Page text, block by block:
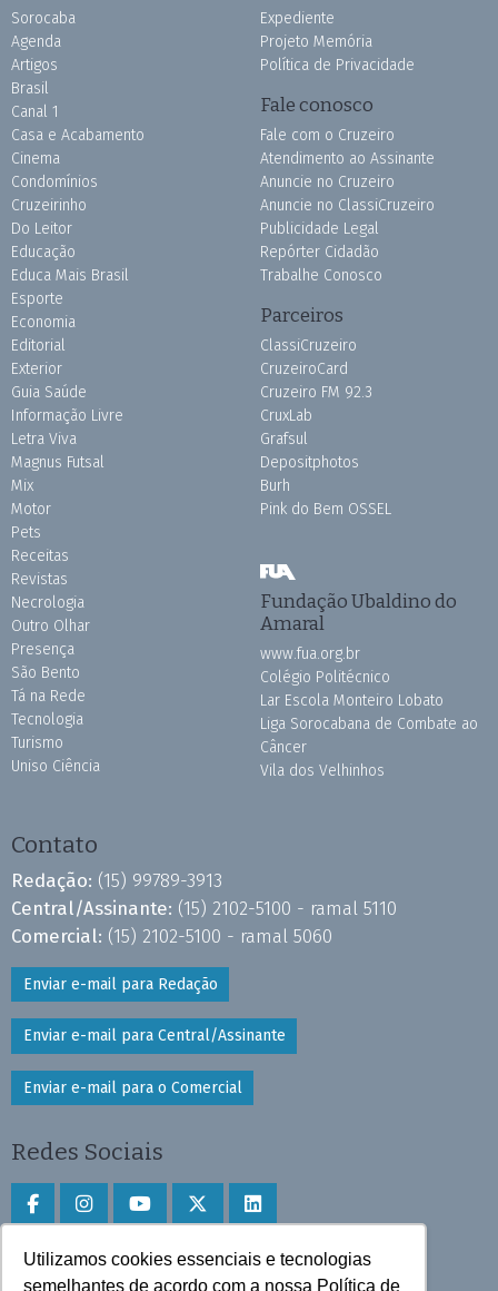
Utilizamos cookies essenciais e tecnologias
semelhantes de acordo com a nossa Política de
Sorocaba
Agenda
Artigos
Brasil
Canal 1
Casa e Acabamento
Cinema
Condomínios
Cruzeirinho
Do Leitor
Educação
Educa Mais Brasil
Esporte
Economia
Editorial
Exterior
Guia Saúde
Informação Livre
Letra Viva
Magnus Futsal
Mix
Motor
Pets
Receitas
Revistas
Necrologia
Outro Olhar
Presença
São Bento
Tá na Rede
Tecnologia
Turismo
Uniso Ciência
Expediente
Projeto Memória
Política de Privacidade
Fale conosco
Fale com o Cruzeiro
Atendimento ao Assinante
Anuncie no Cruzeiro
Anuncie no ClassiCruzeiro
Publicidade Legal
Repórter Cidadão
Trabalhe Conosco
Parceiros
ClassiCruzeiro
CruzeiroCard
Cruzeiro FM 92.3
CruxLab
Grafsul
Depositphotos
Burh
Pink do Bem OSSEL
Fundação Ubaldino do
Amaral
www.fua.org.br
Colégio Politécnico
Lar Escola Monteiro Lobato
Liga Sorocabana de Combate ao
Câncer
Vila dos Velhinhos
Contato
Redação: (15) 99789-3913
Central/Assinante: (15) 2102-5100 - ramal 5110
Comercial: (15) 2102-5100 - ramal 5060
Enviar e-mail para Redação
Enviar e-mail para Central/Assinante
Enviar e-mail para o Comercial
Redes Sociais
Faça download do aplicativo